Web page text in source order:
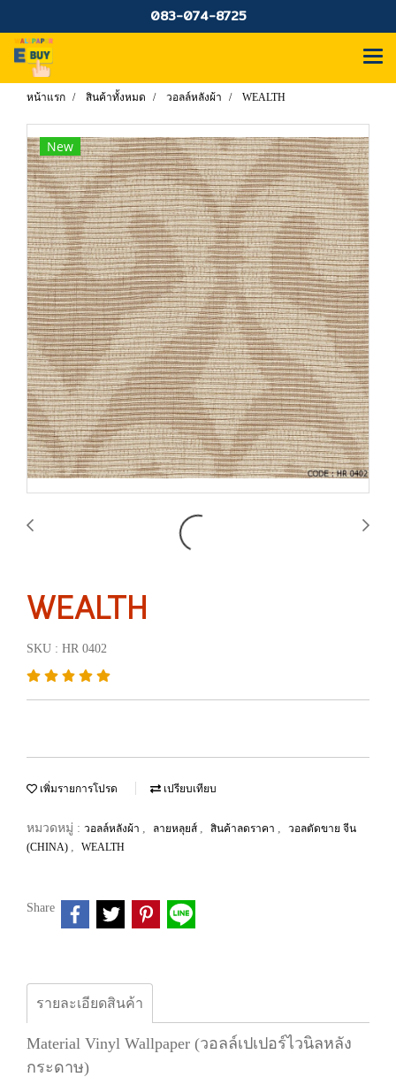
083-074-8725
หน้าแรก สินค้าทั้งหมด วอลล์หลังผ้า WEALTH
New
WEALTH
SKU : HR 0402
เพิ่มรายการโปรด เปรียบเทียบ
หมวดหมู่ : วอลล์หลังผ้า , ลายหลุยส์ , สินค้าลดราคา ,
วอลตัดขาย จีน
(CHINA) , WEALTH
Share
รายละเอียดสินค้า
Material Vinyl Wallpaper (วอลล์เปเปอร์ไวนิลหลัง
กระดาษ)